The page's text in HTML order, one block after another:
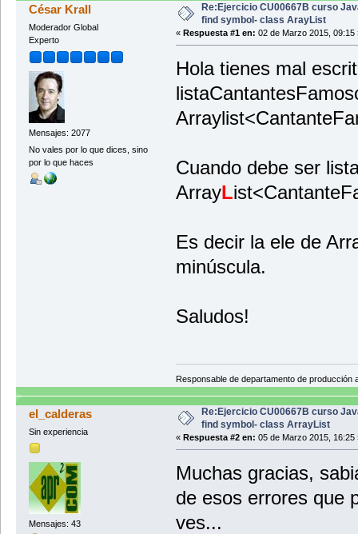
César Krall
Moderador Global
Experto
Mensajes: 2077
No vales por lo que dices, sino
por lo que haces
Re:Ejercicio CU00667B curso
find symbol- class ArayList
« Respuesta #1 en: 02 de Marzo 2015, 09:15
Hola tienes mal
Cuando debe ser
ArrayL
Es decir la ele de
minúscula.
Saludos!
Responsable de departamento de producción
el_calderas
Sin experiencia
Mensajes: 43
Re:Ejercicio CU00667B curso
find symbol- class ArrayList
« Respuesta #2 en: 05 de Marzo 2015, 16:25
Muchas gracias,
de esos errores que
ves...